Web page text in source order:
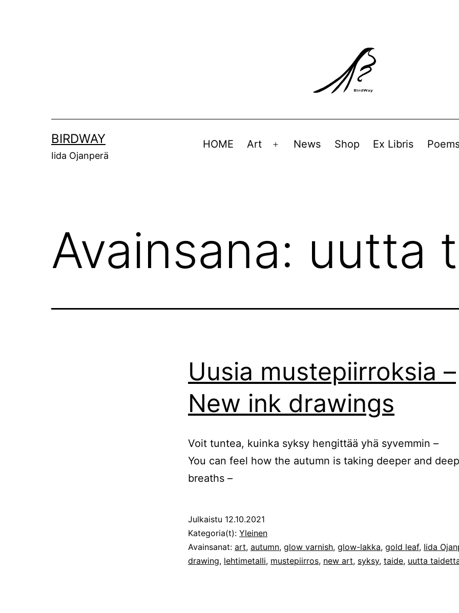
BIRDWAY
Iida Ojanperä
HOME Art
Avaa
News Shop Ex Libris
Avainsana: uutta
Uusia mustepiirroksia –
New ink drawings
Voit tuntea, kuinka syksy hengittää yhä syvemmin –
You can feel how the autumn is taking deeper and
breaths –
Julkaistu 12.10.2021
Kategoria(t): Yleinen
Avainsanat: art, autumn, glow varnish, glow-lakka, gold leaf, Iida
drawing, lehtimetalli, mustepiirros, new art, syksy, taide, uutta